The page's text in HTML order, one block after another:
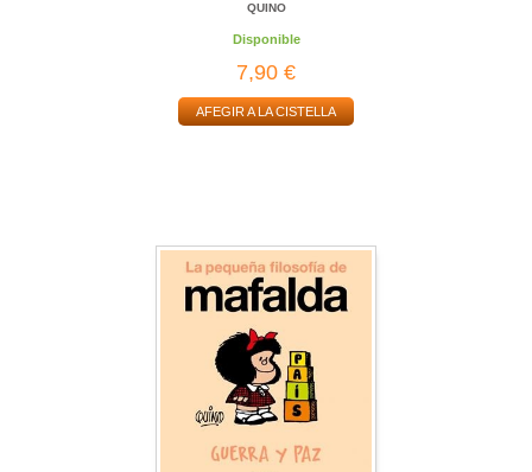
QUINO
Disponible
7,90 €
AFEGIR A LA CISTELLA